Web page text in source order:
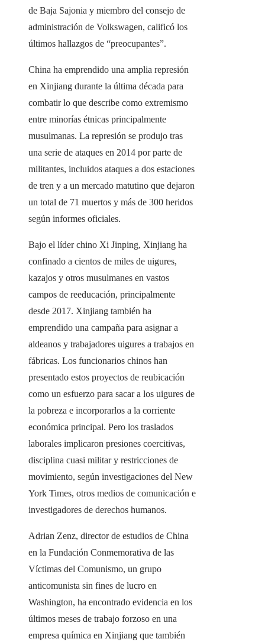
de Baja Sajonia y miembro del consejo de
administración de Volkswagen, calificó los
últimos hallazgos de “preocupantes”.
China ha emprendido una amplia represión
en Xinjiang durante la última década para
combatir lo que describe como extremismo
entre minorías étnicas principalmente
musulmanas. La represión se produjo tras
una serie de ataques en 2014 por parte de
militantes, incluidos ataques a dos estaciones
de tren y a un mercado matutino que dejaron
un total de 71 muertos y más de 300 heridos
según informes oficiales.
Bajo el líder chino Xi Jinping, Xinjiang ha
confinado a cientos de miles de uigures,
kazajos y otros musulmanes en vastos
campos de reeducación, principalmente
desde 2017. Xinjiang también ha
emprendido una campaña para asignar a
aldeanos y trabajadores uigures a trabajos en
fábricas. Los funcionarios chinos han
presentado estos proyectos de reubicación
como un esfuerzo para sacar a los uigures de
la pobreza e incorporarlos a la corriente
económica principal. Pero los traslados
laborales implicaron presiones coercitivas,
disciplina cuasi militar y restricciones de
movimiento, según investigaciones del New
York Times, otros medios de comunicación e
investigadores de derechos humanos.
Adrian Zenz, director de estudios de China
en la Fundación Conmemorativa de las
Víctimas del Comunismo, un grupo
anticomunista sin fines de lucro en
Washington, ha encontrado evidencia en los
últimos meses de trabajo forzoso en una
empresa química en Xinjiang que también